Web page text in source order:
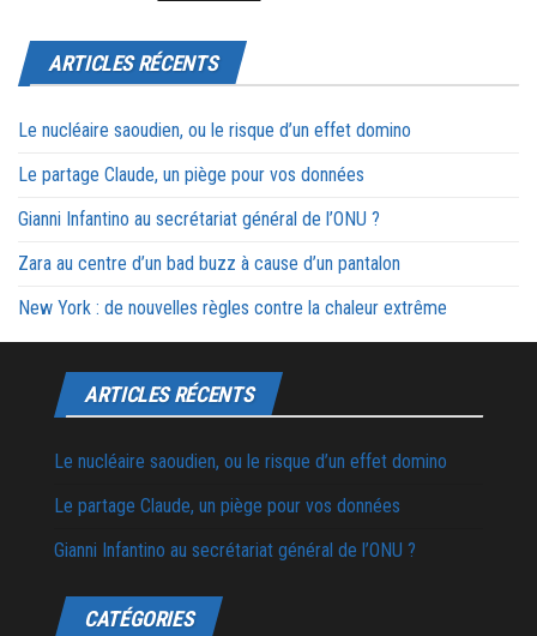
ARTICLES RÉCENTS
Le nucléaire saoudien, ou le risque d’un effet domino
Le partage Claude, un piège pour vos données
Gianni Infantino au secrétariat général de l’ONU ?
Zara au centre d’un bad buzz à cause d’un pantalon
New York : de nouvelles règles contre la chaleur extrême
ARTICLES RÉCENTS
Le nucléaire saoudien, ou le risque d’un effet domino
Le partage Claude, un piège pour vos données
Gianni Infantino au secrétariat général de l’ONU ?
CATÉGORIES